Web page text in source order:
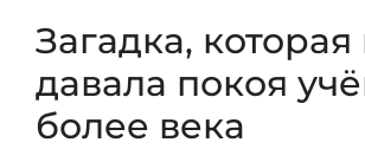
Загадка, которая
давала покоя
более века